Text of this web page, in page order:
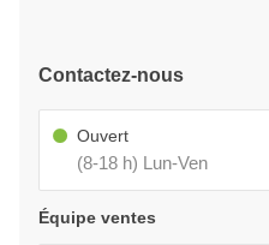
Contactez-nous
Ouvert
(8-18 h) Lun-Ven
Équipe ventes